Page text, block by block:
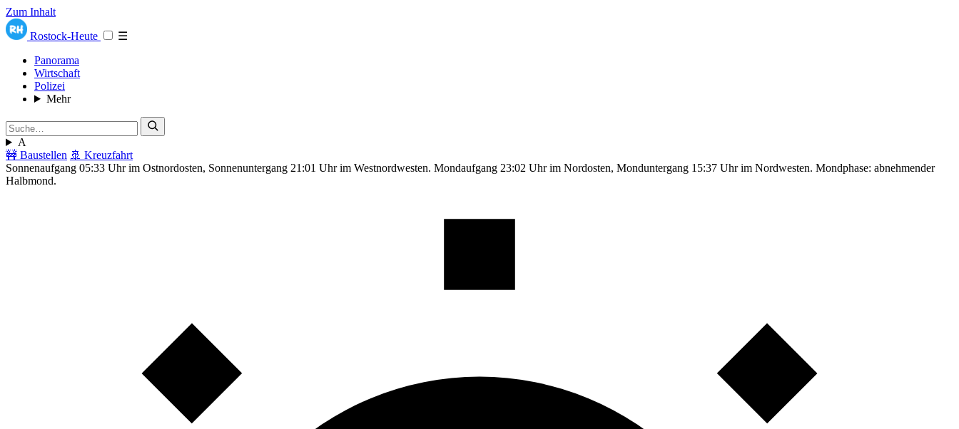
Zum Inhalt
Rostock-Heute
☰
Panorama
Wirtschaft
Polizei
Mehr
A
🚧 Baustellen 🚢 Kreuzfahrt
Sonnenaufgang 05:33 Uhr im Ostnordosten, Sonnenuntergang 21:01 Uhr im Westnordwesten. Mondaufgang 23:02 Uhr im Nordosten, Monduntergang 15:37 Uhr im Nordwesten. Mondphase: abnehmender
Halbmond.